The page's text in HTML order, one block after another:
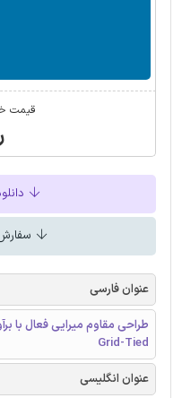
قیمت
عنوان فارسی
طراحی مقاوم میرایی فعال با
Grid-Tied
عنوان انگلیسی